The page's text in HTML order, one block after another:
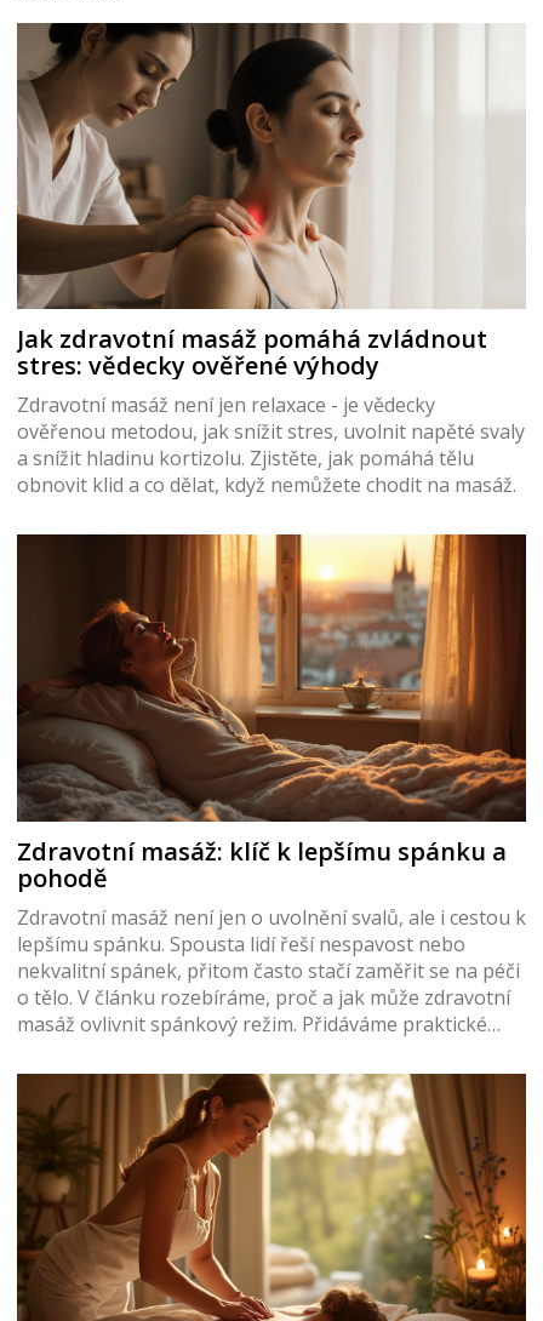
Jak zdravotní masáž pomáhá zvládnout
stres: vědecky ověřené výhody
Zdravotní masáž není jen relaxace - je vědecky
ověřenou metodou, jak snížit stres, uvolnit napěté svaly
a snížit hladinu kortizolu. Zjistěte, jak pomáhá tělu
obnovit klid a co dělat, když nemůžete chodit na masáž.
Zdravotní masáž: klíč k lepšímu spánku a
pohodě
Zdravotní masáž není jen o uvolnění svalů, ale i cestou k
lepšímu spánku. Spousta lidí řeší nespavost nebo
nekvalitní spánek, přitom často stačí zaměřit se na péči
o tělo. V článku rozebíráme, proč a jak může zdravotní
masáž ovlivnit spánkový režim. Přidáváme praktické
pohledu výsledků. Nechybí konkrétní příklady, jak
začlenit masáž do běžného života.